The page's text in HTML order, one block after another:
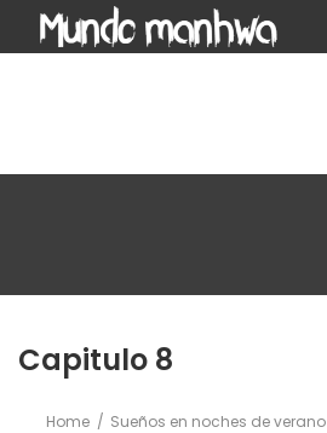
Capitulo 8
Home Sueños en noches de verano